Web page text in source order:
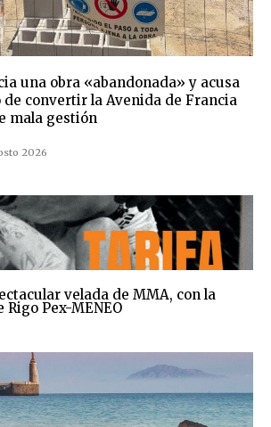
una obra «abandonada» y acusa
convertir la Avenida de Francia
mala gestión
2026
velada de MMA, con la
Pex-MENEO